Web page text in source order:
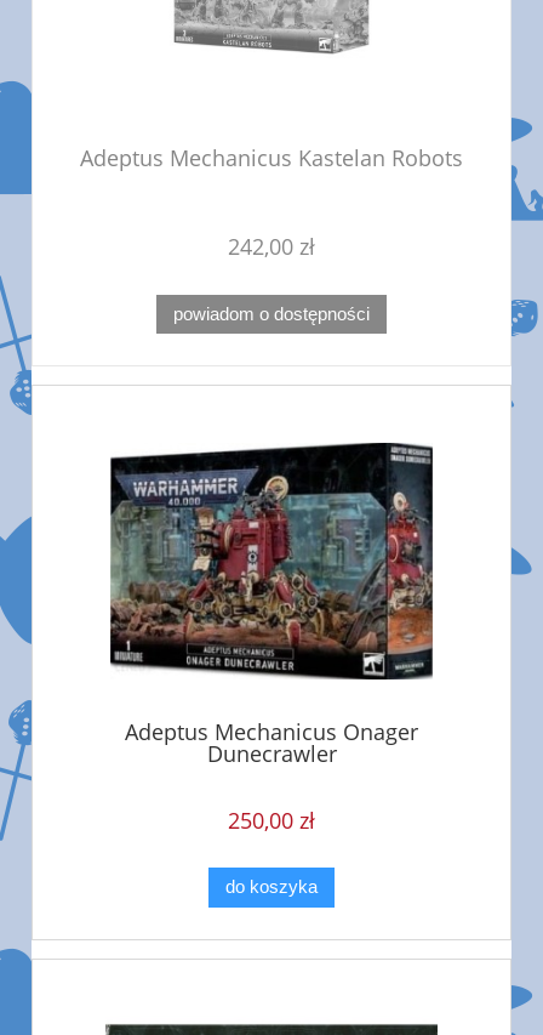
Adeptus Mechanicus Kastelan Robots
242,00 zł
powiadom o dostępności
Adeptus Mechanicus Onager
Dunecrawler
250,00 zł
do koszyka